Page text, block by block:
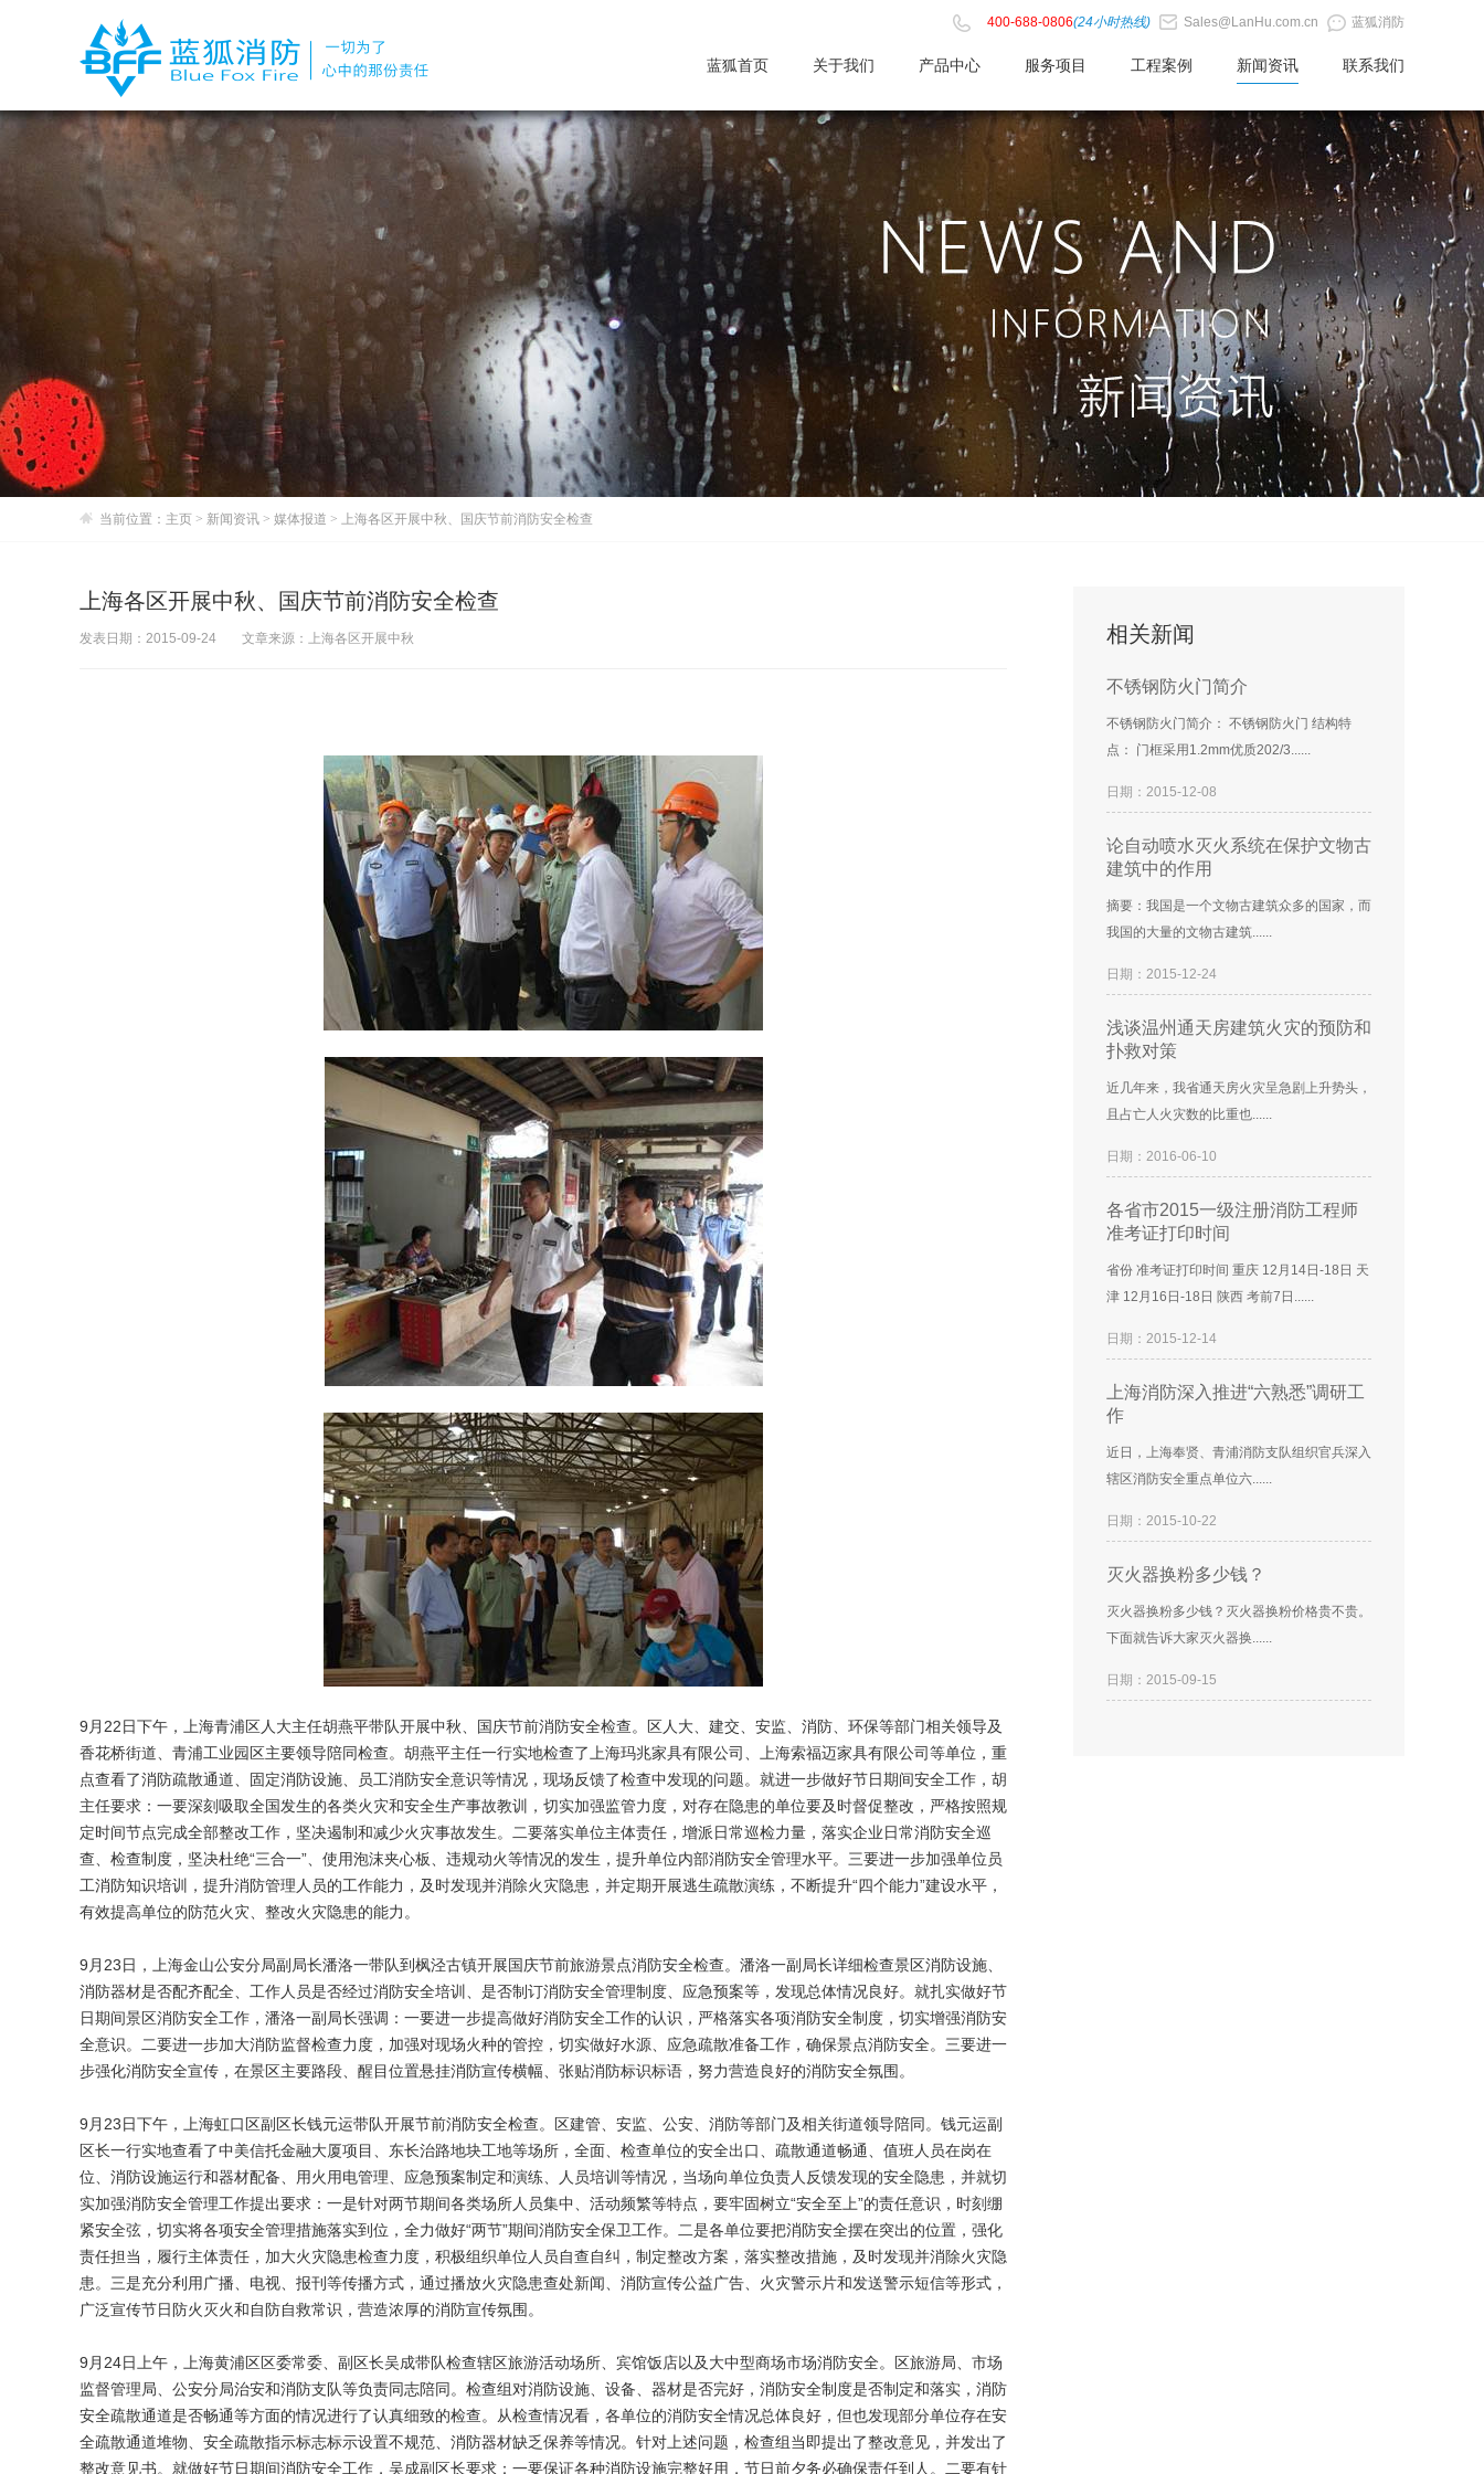
400-688-0806(24小时热线) Sales@LanHu.com.cn 蓝狐消防
蓝狐首页 关于我们 产品中心 服务项目 工程案例 新闻资讯 联系我们
当前位置： 主页 > 新闻资讯 > 媒体报道 > 上海各区开展中秋、国庆节前消防安全检查
上海各区开展中秋、国庆节前消防安全检查
发表日期：2015-09-24 文章来源：上海各区开展中秋
9月22日下午，上海青浦区人大主任胡燕平带队开展中秋、国庆节前消防安全检查。区人大、建交、安监、消防、环保等部门相关领导及
香花桥街道、青浦工业园区主要领导陪同检查。胡燕平主任一行实地检查了上海玛兆家具有限公司、上海索福迈家具有限公司等单位，重
点查看了消防疏散通道、固定消防设施、员工消防安全意识等情况，现场反馈了检查中发现的问题。就进一步做好节日期间安全工作，胡
主任要求：一要深刻吸取全国发生的各类火灾和安全生产事故教训，切实加强监管力度，对存在隐患的单位要及时督促整改，严格按照规
定时间节点完成全部整改工作，坚决遏制和减少火灾事故发生。二要落实单位主体责任，增派日常巡检力量，落实企业日常消防安全巡
查、检查制度，坚决杜绝“三合一”、使用泡沫夹心板、违规动火等情况的发生，提升单位内部消防安全管理水平。三要进一步加强单位员
工消防知识培训，提升消防管理人员的工作能力，及时发现并消除火灾隐患，并定期开展逃生疏散演练，不断提升“四个能力”建设水平，
有效提高单位的防范火灾、整改火灾隐患的能力。
9月23日，上海金山公安分局副局长潘洛一带队到枫泾古镇开展国庆节前旅游景点消防安全检查。潘洛一副局长详细检查景区消防设施、
消防器材是否配齐配全、工作人员是否经过消防安全培训、是否制订消防安全管理制度、应急预案等，发现总体情况良好。就扎实做好节
日期间景区消防安全工作，潘洛一副局长强调：一要进一步提高做好消防安全工作的认识，严格落实各项消防安全制度，切实增强消防安
全意识。二要进一步加大消防监督检查力度，加强对现场火种的管控，切实做好水源、应急疏散准备工作，确保景点消防安全。三要进一
步强化消防安全宣传，在景区主要路段、醒目位置悬挂消防宣传横幅、张贴消防标识标语，努力营造良好的消防安全氛围。
9月23日下午，上海虹口区副区长钱元运带队开展节前消防安全检查。区建管、安监、公安、消防等部门及相关街道领导陪同。钱元运副
区长一行实地查看了中美信托金融大厦项目、东长治路地块工地等场所，全面、检查单位的安全出口、疏散通道畅通、值班人员在岗在
位、消防设施运行和器材配备、用火用电管理、应急预案制定和演练、人员培训等情况，当场向单位负责人反馈发现的安全隐患，并就切
实加强消防安全管理工作提出要求：一是针对两节期间各类场所人员集中、活动频繁等特点，要牢固树立“安全至上”的责任意识，时刻绷
紧安全弦，切实将各项安全管理措施落实到位，全力做好“两节”期间消防安全保卫工作。二是各单位要把消防安全摆在突出的位置，强化
责任担当，履行主体责任，加大火灾隐患检查力度，积极组织单位人员自查自纠，制定整改方案，落实整改措施，及时发现并消除火灾隐
患。三是充分利用广播、电视、报刊等传播方式，通过播放火灾隐患查处新闻、消防宣传公益广告、火灾警示片和发送警示短信等形式，
广泛宣传节日防火灭火和自防自救常识，营造浓厚的消防宣传氛围。
9月24日上午，上海黄浦区区委常委、副区长吴成带队检查辖区旅游活动场所、宾馆饭店以及大中型商场市场消防安全。区旅游局、市场
监督管理局、公安分局治安和消防支队等负责同志陪同。检查组对消防设施、设备、器材是否完好，消防安全制度是否制定和落实，消防
安全疏散通道是否畅通等方面的情况进行了认真细致的检查。从检查情况看，各单位的消防安全情况总体良好，但也发现部分单位存在安
全疏散通道堆物、安全疏散指示标志标示设置不规范、消防器材缺乏保养等情况。针对上述问题，检查组当即提出了整改意见，并发出了
整改意见书。就做好节日期间消防安全工作，吴成副区长要求：一要保证各种消防设施完整好用，节日前夕务必确保责任到人。二要有针
相关新闻
不锈钢防火门简介
不锈钢防火门简介： 不锈钢防火门 结构特
点： 门框采用1.2mm优质202/3......
日期：2015-12-08
论自动喷水灭火系统在保护文物古
建筑中的作用
摘要：我国是一个文物古建筑众多的国家，而
我国的大量的文物古建筑......
日期：2015-12-24
浅谈温州通天房建筑火灾的预防和
扑救对策
近几年来，我省通天房火灾呈急剧上升势头，
且占亡人火灾数的比重也......
日期：2016-06-10
各省市2015一级注册消防工程师
准考证打印时间
省份 准考证打印时间 重庆 12月14日-18日 天
津 12月16日-18日 陕西 考前7日......
日期：2015-12-14
上海消防深入推进“六熟悉”调研工
作
近日，上海奉贤、青浦消防支队组织官兵深入
辖区消防安全重点单位六......
日期：2015-10-22
灭火器换粉多少钱？
灭火器换粉多少钱？灭火器换粉价格贵不贵。
下面就告诉大家灭火器换......
日期：2015-09-15